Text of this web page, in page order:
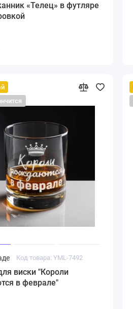
«Телец» в футляре
Код товара: YML-7492
виски "Короли
в феврале"